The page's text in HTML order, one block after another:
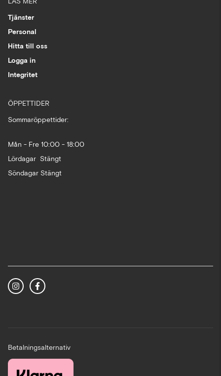
Tjänster
Personal
Hitta till oss
Logga in
Integritet
ÖPPETTIDER
Sommaröppettider:
Mån - Fre 10:00 - 18:00
Lördagar Stängt
Söndagar Stängt
Betalningsalternativ